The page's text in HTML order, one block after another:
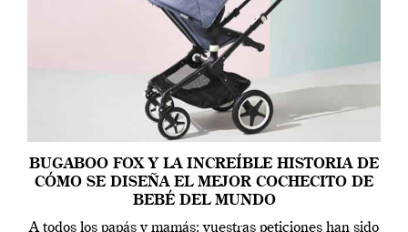
BUGABOO FOX Y LA INCREÍBLE HISTORIA DE
CÓMO SE DISEÑA EL MEJOR COCHECITO DE
BEBÉ DEL MUNDO
A todos los papás y mamás: vuestras peticiones han sido